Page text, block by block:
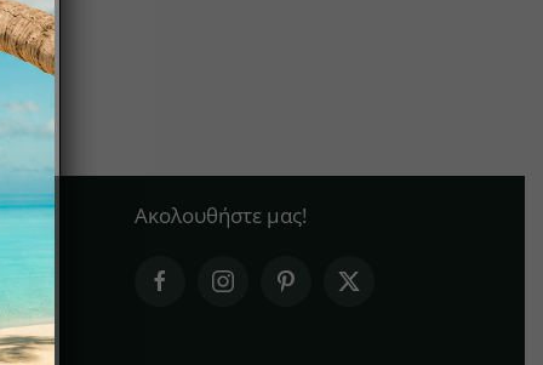
Ακολουθήστε μας!